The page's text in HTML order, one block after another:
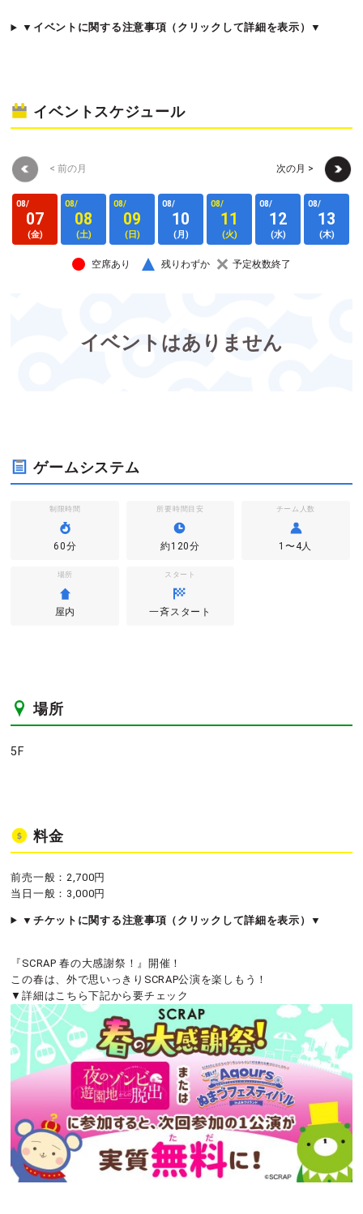
▼イベントに関する注意事項（クリックして詳細を表示）▼
イベントスケジュール
< 前の月 次の月 >
08/
07
(金)
08/
08
(土)
08/
09
(日)
08/
10
(月)
08/
11
(火)
08/
12
(水)
08/
13
(木)
空席あり 残りわずか 予定枚数終了
イベントはありません
ゲームシステム
制限時間
60分
所要時間目安
約120分
チーム人数
1〜4人
場所
屋内
スタート
一斉スタート
場所
5F
料金
前売一般：2,700円
当日一般：3,000円
▼チケットに関する注意事項（クリックして詳細を表示）▼
『SCRAP 春の大感謝祭！』開催！
この春は、外で思いっきりSCRAP公演を楽しもう！
▼詳細はこちら下記から要チェック